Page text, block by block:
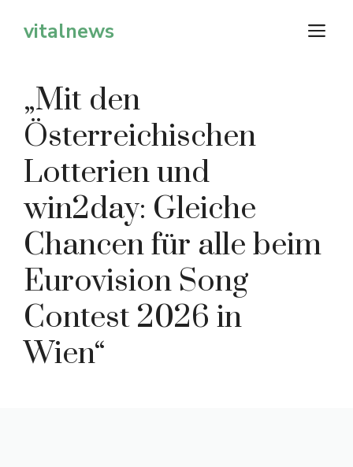
Inhaltvitalnews
„Mit den
Österreichischen
Lotterien und
win2day: Gleiche
Chancen für alle beim
Eurovision Song
Contest 2026 in
Wien“